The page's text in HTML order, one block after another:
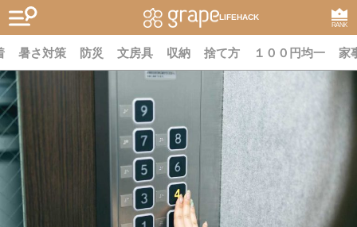
LIFEHACK
RANK
暑さ対策 防災 文房具 収納 捨て方 １００円均一 家